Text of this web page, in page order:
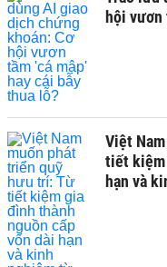
hội vươn
Việt
tiết kiệm
hạn và